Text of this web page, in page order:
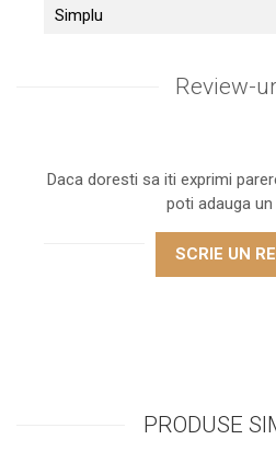
Simplu
Review-
Daca doresti sa iti exprimi
poti adauga un
SCRIE UN
PRODUSE